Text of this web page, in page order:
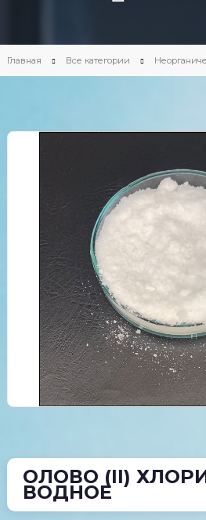
Главная Все категории
ОЛОВО (II)
ВОДНОЕ